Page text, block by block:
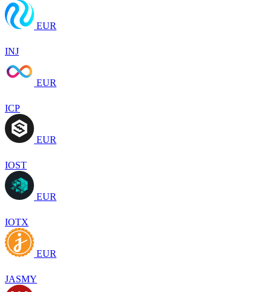
EUR
INJ
EUR
ICP
EUR
IOST
EUR
IOTX
EUR
JASMY